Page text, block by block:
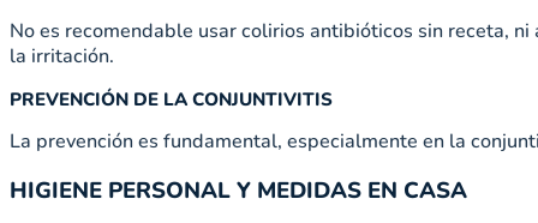
No es recomendable usar colirios antibióticos sin receta,
la irritación.
PREVENCIÓN DE LA CONJUNTIVITIS
La prevención es fundamental, especialmente en la
HIGIENE PERSONAL Y MEDIDAS EN CASA